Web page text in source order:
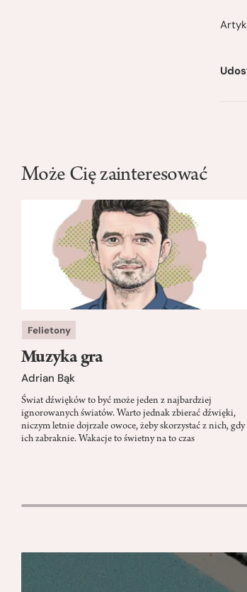
Może Cię zainteresować
Felietony
Muzyka gra
Adrian Bąk
Świat dźwięków to być może jeden z najbardziej
ignorowanych światów. Warto jednak zbierać dźwięki,
niczym letnie dojrzałe owoce, żeby skorzystać z nich, gdy
ich zabraknie. Wakacje to świetny na to czas